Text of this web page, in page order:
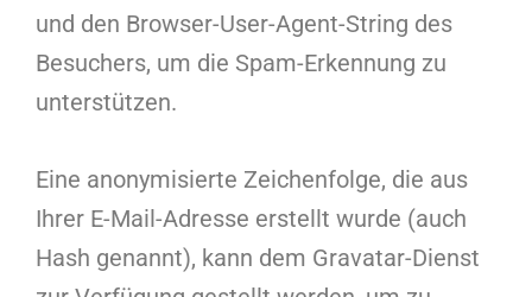
und den Browser-User-Agent-String des
Besuchers, um die Spam-Erkennung zu
unterstützen.
Eine anonymisierte Zeichenfolge, die aus
Ihrer E-Mail-Adresse erstellt wurde (auch
Hash genannt), kann dem Gravatar-Dienst